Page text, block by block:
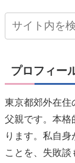
プロフィー
東京都郊外在住
父親です。本格
ります。私自
ことを、失敗談